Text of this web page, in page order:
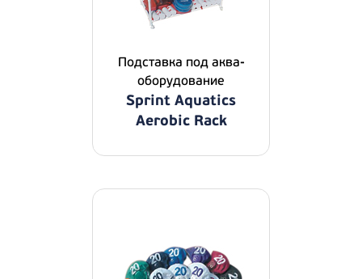
Подставка под аква-
оборудование
Sprint Aquatics
Aerobic Rack